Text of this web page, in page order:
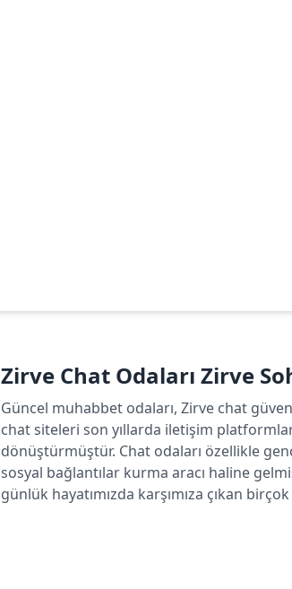
Zirve Chat Odaları Zirve
Güncel muhabbet odaları, Zirve chat
chat siteleri son yıllarda iletişim
dönüştürmüştür. Chat odaları özellikle
sosyal bağlantılar kurma aracı haline
günlük hayatımızda karşımıza çıkan